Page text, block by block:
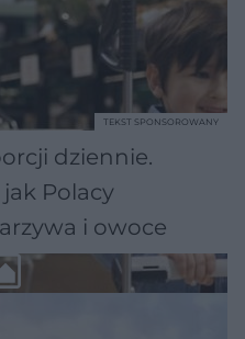
dziennie.
Polacy
i owoce
TEKST SPONSOROWANY